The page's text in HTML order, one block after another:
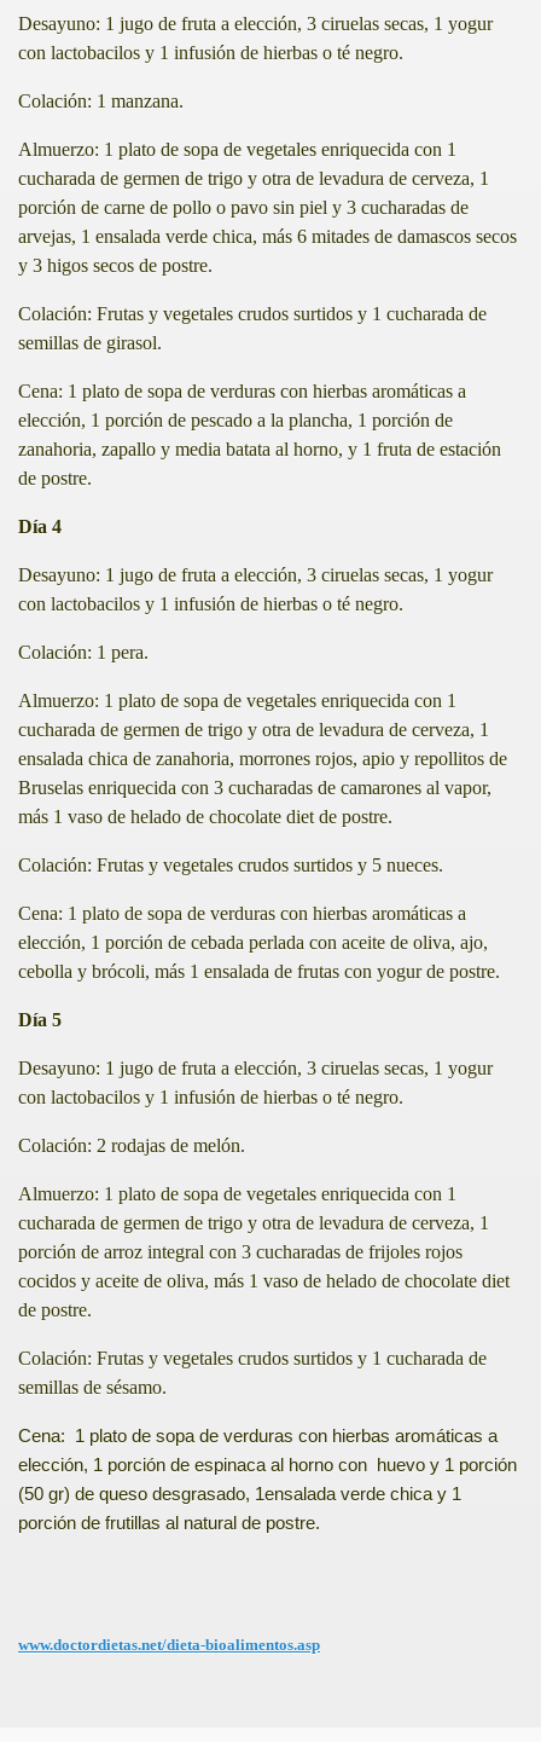
Desayuno: 1 jugo de fruta a elección, 3 ciruelas secas, 1 yogur
con lactobacilos y 1 infusión de hierbas o té negro.
Colación: 1 manzana.
Almuerzo: 1 plato de sopa de vegetales enriquecida con 1
cucharada de germen de trigo y otra de levadura de cerveza, 1
porción de carne de pollo o pavo sin piel y 3 cucharadas de
arvejas, 1 ensalada verde chica, más 6 mitades de damascos secos
y 3 higos secos de postre.
Colación: Frutas y vegetales crudos surtidos y 1 cucharada de
semillas de girasol.
Cena: 1 plato de sopa de verduras con hierbas aromáticas a
elección, 1 porción de pescado a la plancha, 1 porción de
zanahoria, zapallo y media batata al horno, y 1 fruta de estación
de postre.
Día 4
Desayuno: 1 jugo de fruta a elección, 3 ciruelas secas, 1 yogur
con lactobacilos y 1 infusión de hierbas o té negro.
Colación: 1 pera.
Almuerzo: 1 plato de sopa de vegetales enriquecida con 1
cucharada de germen de trigo y otra de levadura de cerveza, 1
ensalada chica de zanahoria, morrones rojos, apio y repollitos de
Bruselas enriquecida con 3 cucharadas de camarones al vapor,
más 1 vaso de helado de chocolate diet de postre.
Colación: Frutas y vegetales crudos surtidos y 5 nueces.
Cena: 1 plato de sopa de verduras con hierbas aromáticas a
elección, 1 porción de cebada perlada con aceite de oliva, ajo,
cebolla y brócoli, más 1 ensalada de frutas con yogur de postre.
Día 5
Desayuno: 1 jugo de fruta a elección, 3 ciruelas secas, 1 yogur
con lactobacilos y 1 infusión de hierbas o té negro.
Colación: 2 rodajas de melón.
Almuerzo: 1 plato de sopa de vegetales enriquecida con 1
cucharada de germen de trigo y otra de levadura de cerveza, 1
porción de arroz integral con 3 cucharadas de frijoles rojos
cocidos y aceite de oliva, más 1 vaso de helado de chocolate diet
de postre.
Colación: Frutas y vegetales crudos surtidos y 1 cucharada de
semillas de sésamo.
Cena: 1 plato de sopa de verduras con hierbas aromáticas a
elección, 1 porción de espinaca al horno con huevo y 1 porción
(50 gr) de queso desgrasado, 1ensalada verde chica y 1
porción de frutillas al natural de postre.
www.doctordietas.net/dieta-bioalimentos.asp